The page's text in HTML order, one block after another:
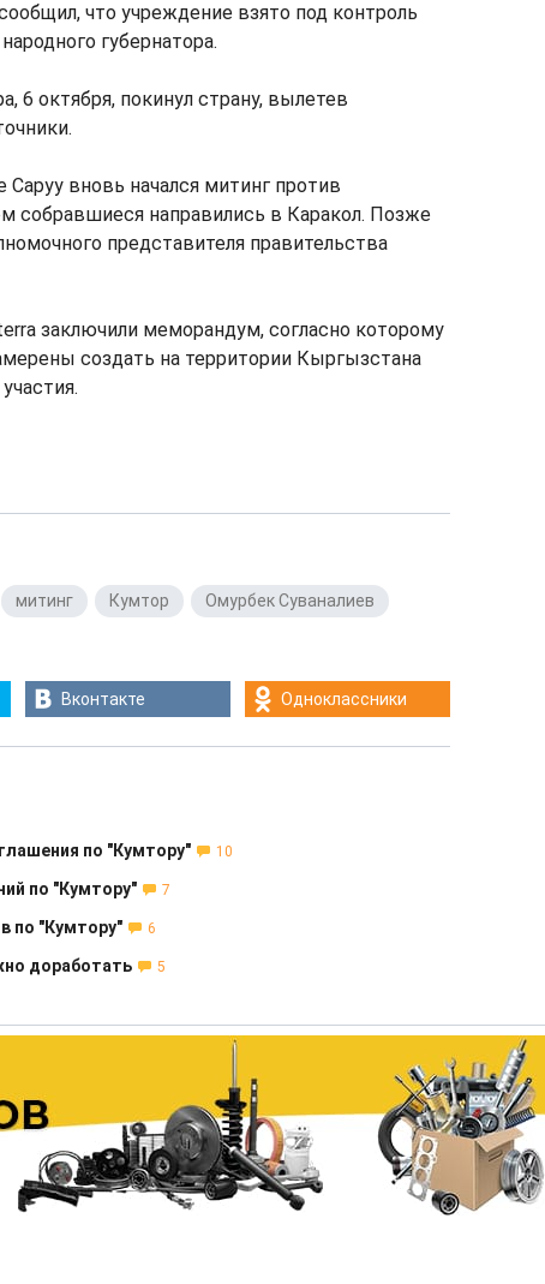
что учреждение взято под контроль
губернатора.
6 октября, покинул страну, вылетев
Саруу вновь начался митинг против
собравшиеся направились в Каракол. Позже
представителя правительства
заключили меморандум, согласно которому
создать на территории Кыргызстана
митинг Кумтор Омурбек Суваналиев
Вконтакте Одноклассники
по "Кумтору" 10
по "Кумтору" 7
по "Кумтору" 6
доработать 5